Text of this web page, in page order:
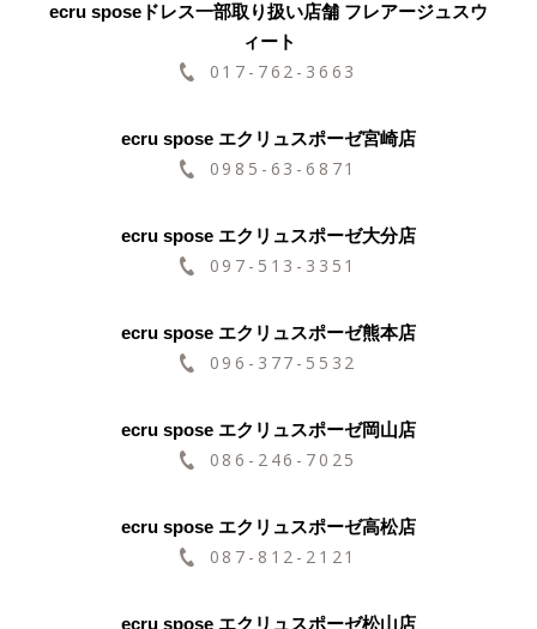
ecru sposeドレス一部取り扱い店舗 フレアージュスウ
ィート
017-762-3663
ecru spose エクリュスポーゼ宮崎店
0985-63-6871
ecru spose エクリュスポーゼ大分店
097-513-3351
ecru spose エクリュスポーゼ熊本店
096-377-5532
ecru spose エクリュスポーゼ岡山店
086-246-7025
ecru spose エクリュスポーゼ高松店
087-812-2121
ecru spose エクリュスポーゼ松山店